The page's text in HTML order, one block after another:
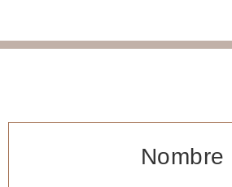
Nombre